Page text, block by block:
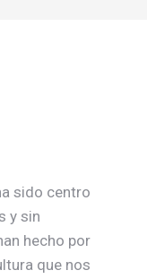
sido centro
y sin
hecho por
que nos